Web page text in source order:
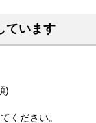
ています
)
ください。